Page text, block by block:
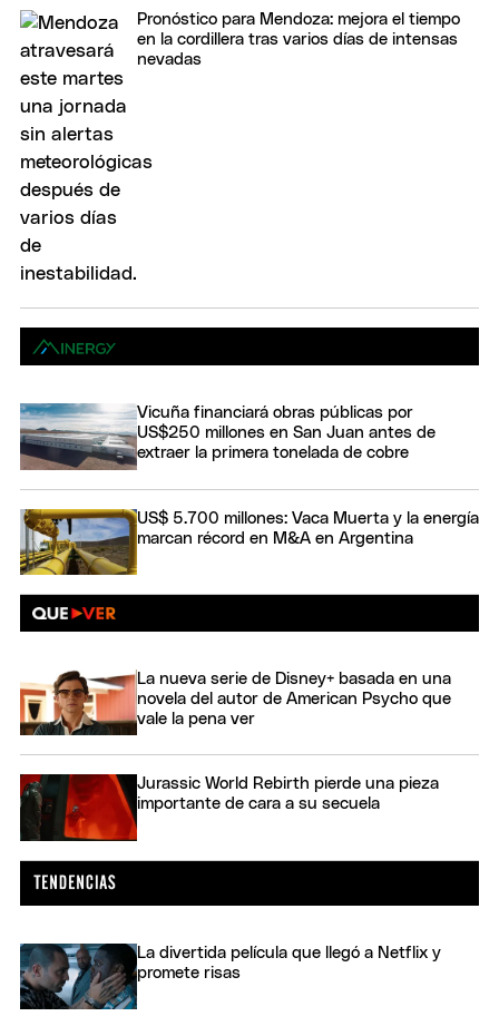
Pronóstico para Mendoza: mejora el tiempo
en la cordillera tras varios días de intensas
nevadas
Vicuña financiará obras públicas por
US$250 millones en San Juan antes de
extraer la primera tonelada de cobre
US$ 5.700 millones: Vaca Muerta y la energía
marcan récord en M&A en Argentina
La nueva serie de Disney+ basada en una
novela del autor de American Psycho que
vale la pena ver
Jurassic World Rebirth pierde una pieza
importante de cara a su secuela
La divertida película que llegó a Netflix y
promete risas